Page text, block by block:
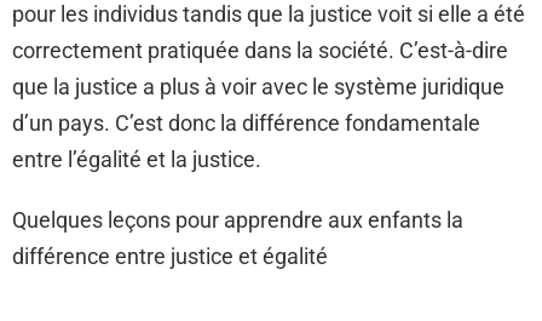
pour les individus tandis que la justice voit si elle a été
correctement pratiquée dans la société. C’est-à-dire
que la justice a plus à voir avec le système juridique
d’un pays. C’est donc la différence fondamentale
entre l’égalité et la justice.
Quelques leçons pour apprendre aux enfants la
différence entre justice et égalité